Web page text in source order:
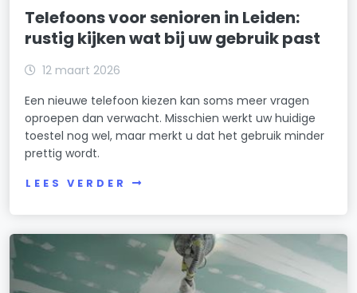
Telefoons voor senioren in Leiden:
rustig kijken wat bij uw gebruik past
12 maart 2026
Een nieuwe telefoon kiezen kan soms meer vragen
oproepen dan verwacht. Misschien werkt uw huidige
toestel nog wel, maar merkt u dat het gebruik minder
prettig wordt.
LEES VERDER